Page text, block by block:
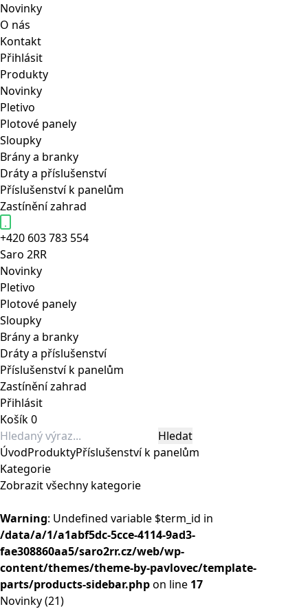
Novinky
O nás
Kontakt
Přihlásit
Produkty
Novinky
Pletivo
Plotové panely
Sloupky
Brány a branky
Dráty a příslušenství
Příslušenství k panelům
Zastínění zahrad
+420 603 783 554
Saro 2RR
Novinky
Pletivo
Plotové panely
Sloupky
Brány a branky
Dráty a příslušenství
Příslušenství k panelům
Zastínění zahrad
Přihlásit
Košík0
ÚvodProduktyPříslušenství k panelům
Kategorie
Zobrazit všechny kategorie
Warning: Undefined variable $term_id in
/data/a/1/a1abf5dc-5cce-4114-9ad3-
fae308860aa5/saro2rr.cz/web/wp-
content/themes/theme-by-pavlovec/template-
parts/products-sidebar.phpon line 17
Novinky(21)